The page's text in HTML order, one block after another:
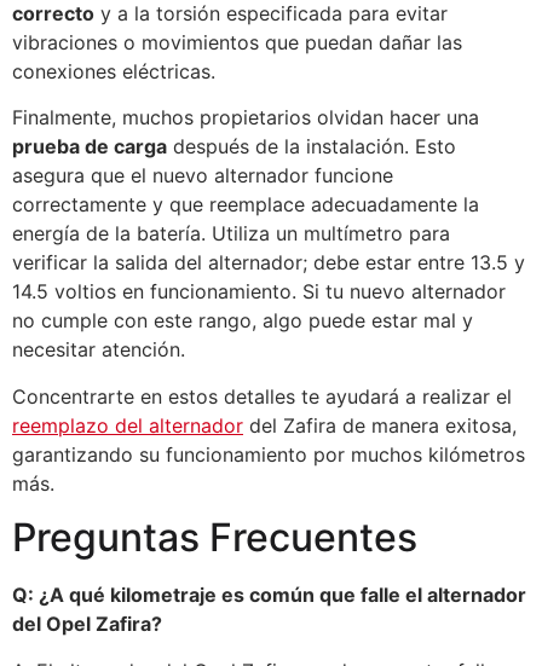
correcto y a la torsión especificada para evitar
vibraciones o movimientos que puedan dañar las
conexiones eléctricas.
Finalmente, muchos propietarios olvidan hacer una
prueba de carga después de la instalación. Esto
asegura que el nuevo alternador funcione
correctamente y que reemplace adecuadamente la
energía de la batería. Utiliza un multímetro para
verificar la salida del alternador; debe estar entre 13.5 y
14.5 voltios en funcionamiento. Si tu nuevo alternador
no cumple con este rango, algo puede estar mal y
necesitar atención.
Concentrarte en estos detalles te ayudará a realizar el
reemplazo del alternador del Zafira de manera exitosa,
garantizando su funcionamiento por muchos kilómetros
más.
Preguntas Frecuentes
Q: ¿A qué kilometraje es común que falle el alternador
del Opel Zafira?